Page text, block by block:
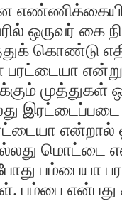
ஒருவர் கை
கொண்டு
பரட்டையா
என்றால்
மொட்டை
பம்பையா
பம்பை என்பது